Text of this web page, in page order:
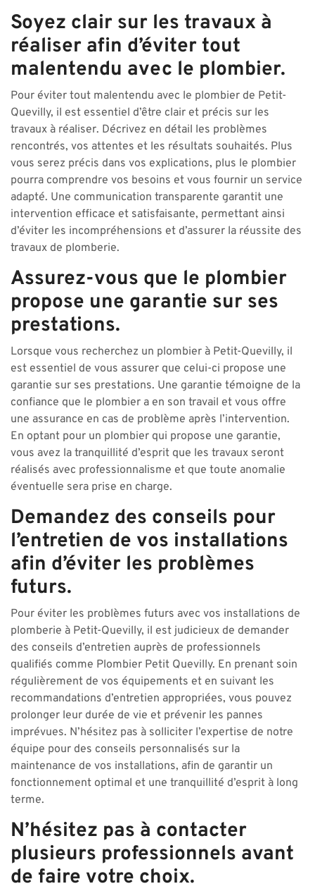
Soyez clair sur les travaux à
réaliser afin d’éviter tout
malentendu avec le plombier.
Pour éviter tout malentendu avec le plombier de Petit-
Quevilly, il est essentiel d’être clair et précis sur les
travaux à réaliser. Décrivez en détail les problèmes
rencontrés, vos attentes et les résultats souhaités. Plus
vous serez précis dans vos explications, plus le plombier
pourra comprendre vos besoins et vous fournir un service
adapté. Une communication transparente garantit une
intervention efficace et satisfaisante, permettant ainsi
d’éviter les incompréhensions et d’assurer la réussite des
travaux de plomberie.
Assurez-vous que le plombier
propose une garantie sur ses
prestations.
Lorsque vous recherchez un plombier à Petit-Quevilly, il
est essentiel de vous assurer que celui-ci propose une
garantie sur ses prestations. Une garantie témoigne de la
confiance que le plombier a en son travail et vous offre
une assurance en cas de problème après l’intervention.
En optant pour un plombier qui propose une garantie,
vous avez la tranquillité d’esprit que les travaux seront
réalisés avec professionnalisme et que toute anomalie
éventuelle sera prise en charge.
Demandez des conseils pour
l’entretien de vos installations
afin d’éviter les problèmes
futurs.
Pour éviter les problèmes futurs avec vos installations de
plomberie à Petit-Quevilly, il est judicieux de demander
des conseils d’entretien auprès de professionnels
qualifiés comme Plombier Petit Quevilly. En prenant soin
régulièrement de vos équipements et en suivant les
recommandations d’entretien appropriées, vous pouvez
prolonger leur durée de vie et prévenir les pannes
imprévues. N’hésitez pas à solliciter l’expertise de notre
équipe pour des conseils personnalisés sur la
maintenance de vos installations, afin de garantir un
fonctionnement optimal et une tranquillité d’esprit à long
terme.
N’hésitez pas à contacter
plusieurs professionnels avant
de faire votre choix.